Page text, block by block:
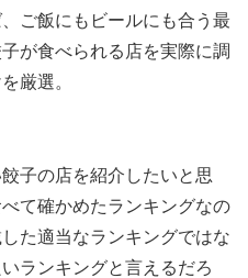
ご飯にもビールにも合う最
が食べられる店を実際に調
厳選。
子の店を紹介したいと思
て確かめたランキングなの
た適当なランキングではな
ランキングと言えるだろ